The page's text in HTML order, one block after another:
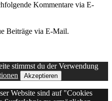
Kommentare via E-
Beiträge via E-Mail.
stimmst du der Verwendung
Akzeptieren
Website sind auf "Cookies